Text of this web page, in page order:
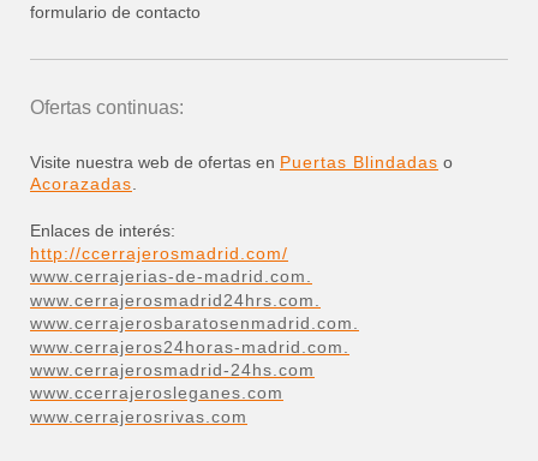
formulario de contacto
Ofertas continuas:
Visite nuestra web de ofertas en Puertas Blindadas o
Acorazadas
Enlaces de interés:
http://ccerrajerosmadrid.com/
www.cerrajerias-de-madrid.com.
www.cerrajerosmadrid24hrs.com.
www.cerrajerosbaratosenmadrid.com.
www.cerrajeros24horas-madrid.com.
www.cerrajerosmadrid-24hs.com
www.ccerrajerosleganes.com
www.cerrajerosrivas.com